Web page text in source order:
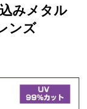
みメタル
ンズ